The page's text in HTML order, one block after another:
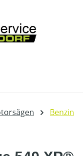
Benzin